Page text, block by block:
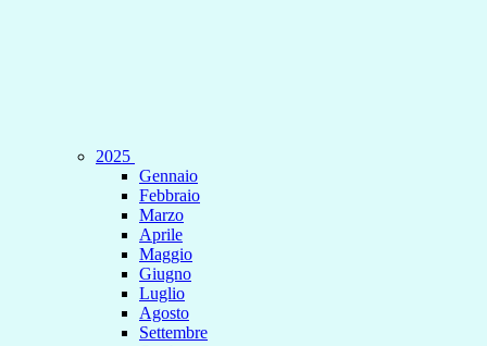
2025
Gennaio
Febbraio
Marzo
Aprile
Maggio
Giugno
Luglio
Agosto
Settembre